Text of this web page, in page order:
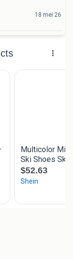
18 mei 26